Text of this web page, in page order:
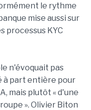
le rythme
mise aussi sur
processus KYC
n'évoquait pas
à part entière pour
mais plutôt « d'une
». Olivier Biton